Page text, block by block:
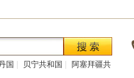
国 贝宁共和国
阿塞拜疆共